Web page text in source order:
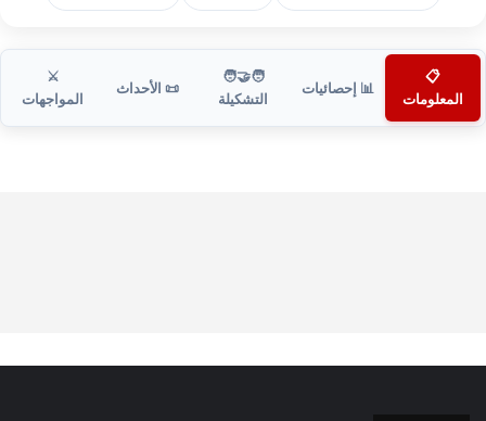
📋
المعلومات
📊 إحصائيات
🧑‍🤝‍🧑
التشكيلة
📜 الأحداث
⚔️
المواجهات